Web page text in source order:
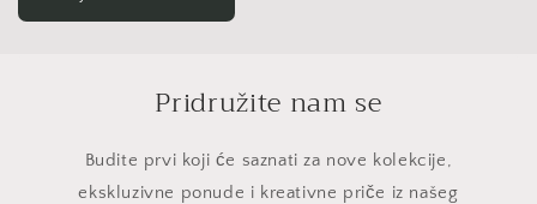
Pridružite nam se
Budite prvi koji će saznati za nove kolekcije,
ekskluzivne ponude i kreativne priče iz našeg